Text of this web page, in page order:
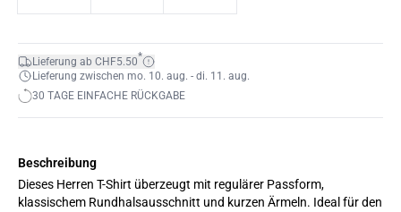
Lieferung ab CHF5.50*
Lieferung zwischen mo. 10. aug. - di. 11. aug.
30 TAGE EINFACHE RÜCKGABE
Beschreibung
Dieses Herren T-Shirt überzeugt mit regulärer Passform,
klassischem Rundhalsausschnitt und kurzen Ärmeln. Ideal für den